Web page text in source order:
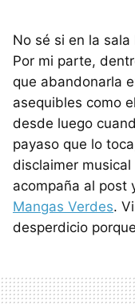
No sé si en la
Por mi parte,
que abandonarla
asequibles como
desde luego
payaso que lo
disclaimer
acompaña al post
Mangas Verdes.
desperdicio